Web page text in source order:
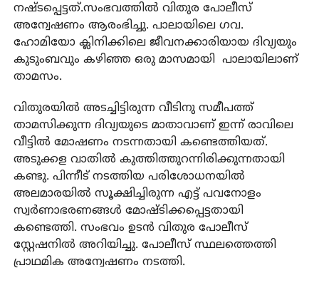
നഷ്ടപ്പെട്ടത്.സംഭവത്തില്‍ വിതുര പോലീസ്
അന്വേഷണം ആരംഭിച്ചു. പാലായിലെ ഗവ.
ഹോമിയോ ക്ലിനിക്കിലെ ജീവനക്കാരിയായ ദിവ്യയും
കുടുംബവും കഴിഞ്ഞ ഒരു മാസമായി പാലായിലാണ്
താമസം.
വിതുരയില്‍ അടച്ചിട്ടിരുന്ന വീടിനു സമീപത്ത്
താമസിക്കുന്ന ദിവ്യയുടെ മാതാവാണ് ഇന്ന് രാവിലെ
വീട്ടില്‍ മോഷണം നടന്നതായി കണ്ടെത്തിയത്.
അടുക്കള വാതില്‍ കുത്തിത്തുറന്നിരിക്കുന്നതായി
കണ്ടു. പിന്നീട് നടത്തിയ പരിശോധനയില്‍
അലമാരയില്‍ സൂക്ഷിച്ചിരുന്ന എട്ട് പവനോളം
സ്വര്‍ണാഭരണങ്ങള്‍ മോഷ്ടിക്കപ്പെട്ടതായി
കണ്ടെത്തി. സംഭവം ഉടന്‍ വിതുര പോലീസ്
സ്റ്റേഷനില്‍ അറിയിച്ചു. പോലീസ് സ്ഥലത്തെത്തി
പ്രാഥമിക അന്വേഷണം നടത്തി.